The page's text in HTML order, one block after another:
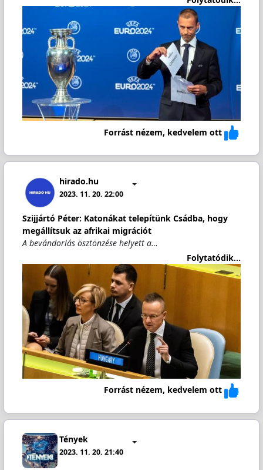
Forrást nézem, kedvelem ott
hirado.hu
2023. 11. 20. 22:00
Szijjártó Péter: Katonákat telepítünk Csádba, hogy
megállítsuk az afrikai migrációt
A bevándorlás ösztönzése helyett a…
Folytatódik...
Forrást nézem, kedvelem ott
Tények
2023. 11. 20. 21:40